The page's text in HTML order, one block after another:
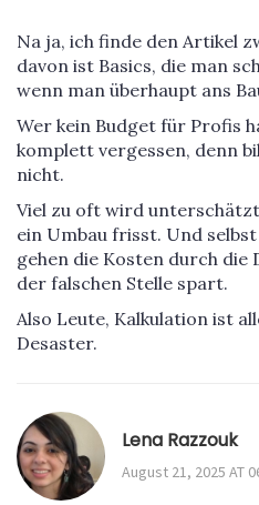
Na ja, ich finde den Artikel
davon ist Basics, die man
wenn man überhaupt ans
Wer kein Budget für Profis
komplett vergessen, denn
nicht.
Viel zu oft wird
ein Umbau frisst. Und
gehen die Kosten durch die
der falschen Stelle spart.
Also Leute, Kalkulation ist
Desaster.
Lena Razzouk
August 21, 2025 AT